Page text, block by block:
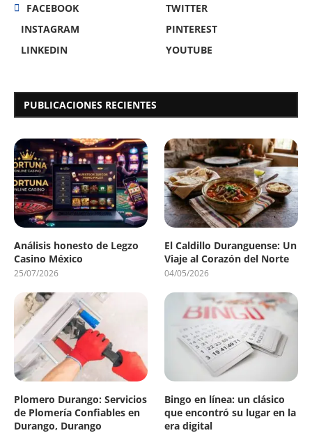
FACEBOOK
TWITTER
INSTAGRAM
PINTEREST
LINKEDIN
YOUTUBE
PUBLICACIONES RECIENTES
Análisis honesto de Legzo
Casino México
25/07/2026
El Caldillo Duranguense: Un
Viaje al Corazón del Norte
04/05/2026
Plomero Durango: Servicios
de Plomería Confiables en
Durango, Durango
Bingo en línea: un clásico
que encontró su lugar en la
era digital